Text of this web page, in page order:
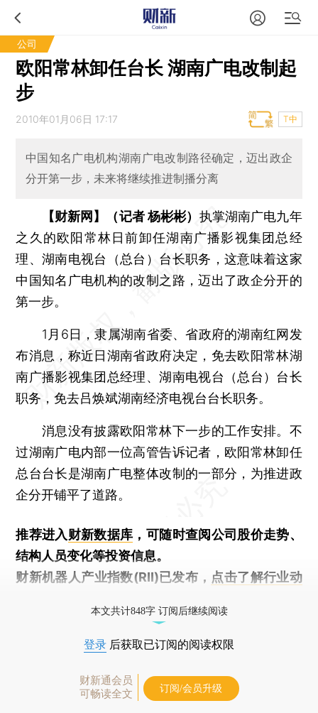
公司
欧阳常林卸任台长 湖南广电改制起
步
2010年01月06日 17:17 T中
中国知名广电机构湖南广电改制路径确定，迈出政企
分开第一步，未来将继续推进制播分离
【财新网】（记者 杨彬彬） 执掌湖南广电九年
之久的欧阳常林日前卸任湖南广播影视集团总经
理、湖南电视台（总台）台长职务，这意味着这家
中国知名广电机构的改制之路，迈出了政企分开的
第一步。
1月6日，隶属湖南省委、省政府的湖南红网发
布消息，称近日湖南省政府决定，免去欧阳常林湖
南广播影视集团总经理、湖南电视台（总台）台长
职务，免去吕焕斌湖南经济电视台台长职务。
消息没有披露欧阳常林下一步的工作安排。不
过湖南广电内部一位高管告诉记者，欧阳常林卸任
总台台长是湖南广电整体改制的一部分，为推进政
企分开铺平了道路。
推荐进入财新数据库 ，可随时查阅公司股价走势、
结构人员变化等投资信息。
财新机器人产业指数(RII)已发布， 点击了解行业动
本文共计848字 订阅后继续阅读
登录 后获取已订阅的阅读权限
财新通会员
可畅读全文
订阅/会员升级